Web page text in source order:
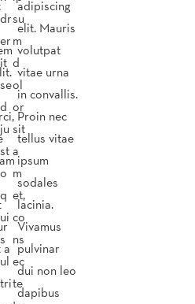
dr
er
it
se
d
ju
st
o
q
ui
s
ul
tri
a
adipiscing
elit. Mauris
volutpat
vitae urna
in convallis.
Proin nec
tellus vitae
ipsum
sodales
lacinia.
Vivamus
pulvinar
dui non leo
dapibus
su
m
d
ol
or
sit
a
m
et,
co
ns
ec
te